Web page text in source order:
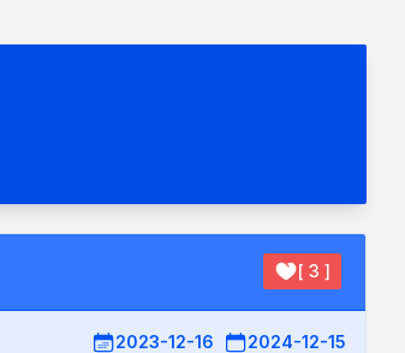
[ 3 ]
2023-12-16 2024-12-15